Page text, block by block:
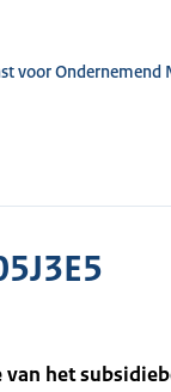
voor Ondernemend
het